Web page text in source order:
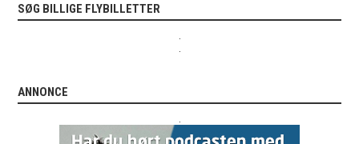
SØG BILLIGE FLYBILLETTER
ANNONCE